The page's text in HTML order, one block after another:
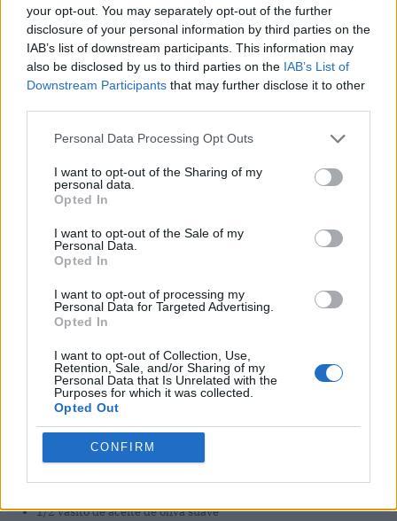
your opt-out. You may separately opt-out of the further
disclosure of your personal information by third parties on the
IAB’s list of downstream participants. This information may
also be disclosed by us to third parties on the IAB’s List of
Downstream Participants that may further disclose it to other
Personal Data Processing Opt Outs
I want to opt-out of the Sharing of my
personal data.
Opted In
I want to opt-out of the Sale of my
Personal Data.
Opted In
I want to opt-out of processing my
Personal Data for Targeted Advertising.
Opted In
I want to opt-out of Collection, Use,
Retention, Sale, and/or Sharing of my
Personal Data that Is Unrelated with the
Purposes for which it was collected.
Opted Out
CONFIRM
1/2 vasito de aceite de oliva suave